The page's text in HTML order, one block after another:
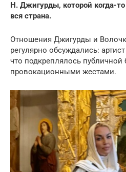
Н. Джигурды, которой когда-то
вся страна.
Отношения Джигурды и
регулярно обсуждались:
что подкреплялось публичной
провокационными жестами.